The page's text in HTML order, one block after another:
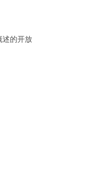
述的开放